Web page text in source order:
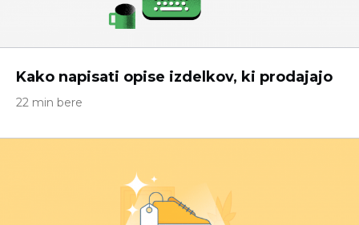
Kako napisati opise izdelkov, ki prodajajo
22 min bere